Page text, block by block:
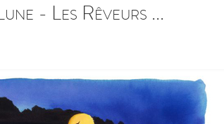
- Les Rêveurs ...